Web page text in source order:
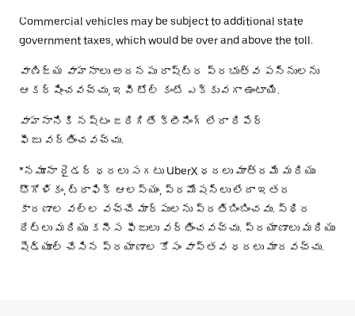
Commercial vehicles may be subject to additional state
government taxes, which would be over and above the toll.
వాణిజ్య వాహనాలు అదనపు రాష్ట్ర ప్రభుత్వ పన్నులను
ఆకర్షించవచ్చు, ఇవి టోల్ కంటే ఎక్కువగా ఉంటాయి.
వాహనానికి నష్టం జరిగితే క్లీనింగ్ లేదా రిపేర్
ఫీజు వర్తించవచ్చు.
*నమూనా రైడర్ ధరలు సగటు UberX ధరలు మాత్రమే మరియు
భౌగోళికం, ట్రాఫిక్ ఆలస్యం, ప్రమోషన్లు లేదా ఇతర
కారణాల వల్ల వచ్చే మార్పులను ప్రతిబింబించవు. స్థిర
రేట్లు మరియు కనీస ఫీజులు వర్తించవచ్చు. ప్రయాణాలు మరియు
షెడ్యూల్ చేసిన ప్రయాణాల కోసం వాస్తవ ధరలు మారవచ్చు.